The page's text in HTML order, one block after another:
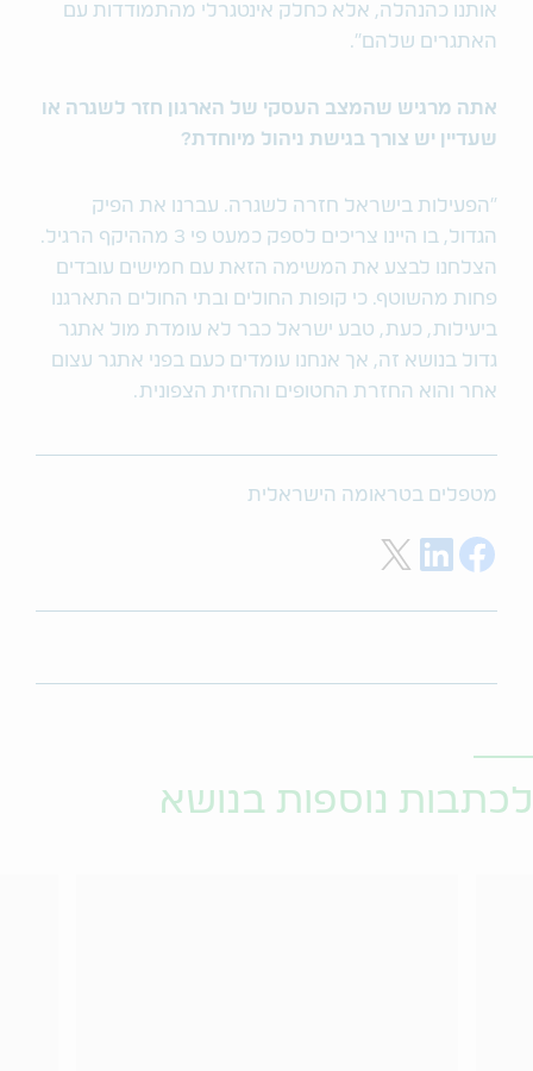
אותנו כהנהלה, אלא כחלק אינטגרלי מהתמודדות עם
האתגרים שלהם".
אתה מרגיש שהמצב העסקי של הארגון חזר לשגרה או
שעדיין יש צורך בגישת ניהול מיוחדת?
"הפעילות בישראל חזרה לשגרה. עברנו את הפיק
הגדול, בו היינו צריכים לספק כמעט פי 3 מההיקף הרגיל.
הצלחנו לבצע את המשימה הזאת עם חמישים עובדים
פחות מהשוטף. כי קופות החולים ובתי החולים התארגנו
ביעילות, כעת, טבע ישראל כבר לא עומדת מול אתגר
גדול בנושא זה, אך אנחנו עומדים כעם בפני אתגר עצום
אחר והוא החזרת החטופים והחזית הצפונית.
מטפלים בטראומה הישראלית
שתפו בפייסבוק
שתפו בלינקדאין
לכתבות נוספות בנושא